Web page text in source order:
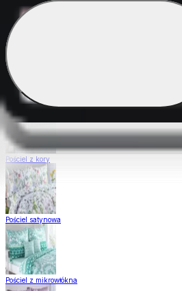
Pościel Dual Feel
Pościel z gładkiej bawełny
Pościel z kory
Pościel satynowa
Pościel z mikrowłókna